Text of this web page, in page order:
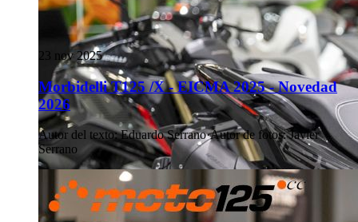
23 nov 2025
Morbidelli T125 /X - EICMA 2025 - Novedad
2026
Autor del texto: Eduardo Serrano·Autor de fotos: Javier
Serrano